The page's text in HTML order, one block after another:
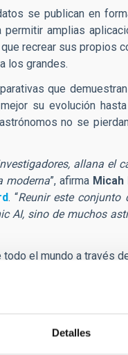
Detalles
se publican en
amplias
recrear sus propios
los grandes.
que
su evolución
no se
allana el
moderna”, afirma Micah
. “Reunir este conjunto
AI, sino de muchos
el mundo a través
a la astronomía y a la
de Canarias